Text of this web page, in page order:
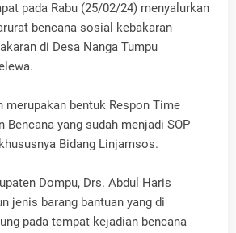
pada Rabu (25/02/24) menyalurkan
bencana sosial kebakaran
di Desa Nanga Tumpu
merupakan bentuk Respon Time
Bencana yang sudah menjadi SOP
Bidang Linjamsos.
Dompu, Drs. Abdul Haris
jenis barang bantuan yang di
pada tempat kejadian bencana